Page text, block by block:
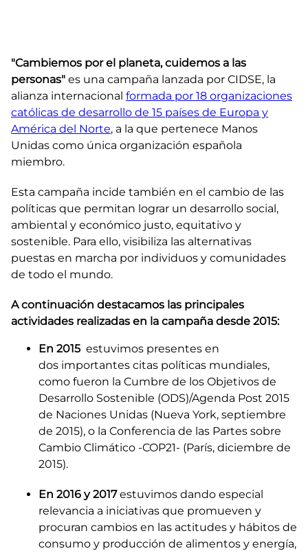
"Cambiemos por el planeta, cuidemos a las
personas" es una campaña lanzada por CIDSE, la
alianza internacional formada por 18 organizaciones
católicas de desarrollo de 15 países de Europa y
América del Norte, a la que pertenece Manos
Unidas como única organización española
miembro.
Esta campaña incide también en el cambio de las
políticas que permitan lograr un desarrollo social,
ambiental y económico justo, equitativo y
sostenible. Para ello, visibiliza las alternativas
puestas en marcha por individuos y comunidades
de todo el mundo.
A continuación destacamos las principales
actividades realizadas en la campaña desde 2015:​
En 2015 estuvimos presentes en
dos importantes citas políticas mundiales,
como fueron la Cumbre de los Objetivos de
Desarrollo Sostenible (ODS)/Agenda Post 2015
de Naciones Unidas (Nueva York, septiembre
de 2015), o la Conferencia de las Partes sobre
Cambio Climático -COP21- (París, diciembre de
2015).
En 2016 y 2017estuvimos dando especial
relevancia a iniciativas que promueven y
procuran cambios en las actitudes y hábitos de
consumo y producción de alimentos y energía,